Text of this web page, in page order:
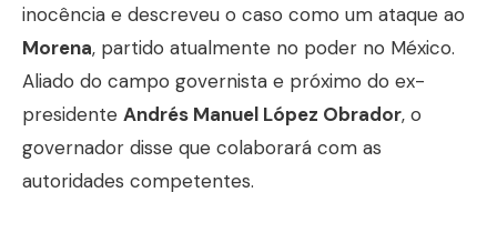
inocência e descreveu o caso como um ataque ao
Morena, partido atualmente no poder no México.
Aliado do campo governista e próximo do ex-
presidente Andrés Manuel López Obrador, o
governador disse que colaborará com as
autoridades competentes.